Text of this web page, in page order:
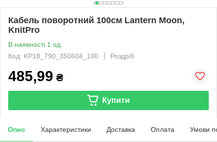
Кабель поворотний 100см Lantern Moon,
KnitPro
В наявності 1 од.
Код: KP18_790_350604_100
Роздріб
485,99 ₴
Купити
Опис Характеристики Доставка Оплата Умови